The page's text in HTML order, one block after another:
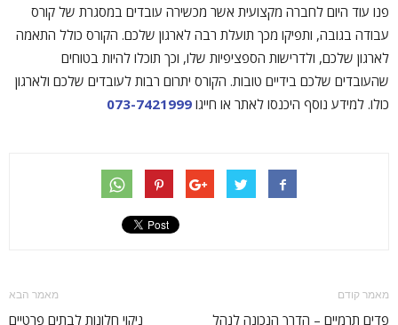
פנו עוד היום לחברה מקצועית אשר מכשירה עובדים במסגרת של קורס
עבודה בגובה, ותפיקו מכך תועלת רבה לארגון שלכם. הקורס כולל התאמה
לארגון שלכם, ולדרישות הספציפיות שלו, וכך תוכלו להיות בטוחים
שהעובדים שלכם בידיים טובות. הקורס יתרום רבות לעובדים שלכם ולארגון
כולו. למידע נוסף היכנסו לאתר או חייגו 073-7421999
מאמר קודם
פדים תרמיים – הדרך הנכונה לנהל
מאמר הבא
ניקוי חלונות לבתים פרטיים